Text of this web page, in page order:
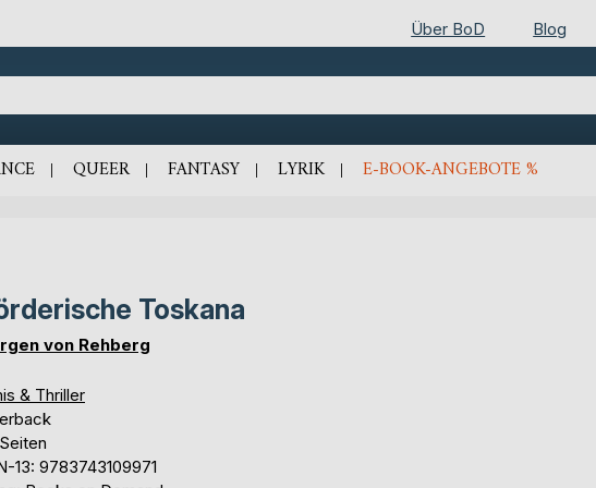
Über BoD Blog
QUEER FANTASY LYRIK E-BOOK-ANGEBOTE %
Toskana
von Rehberg
& Thriller
13: 9783743109971